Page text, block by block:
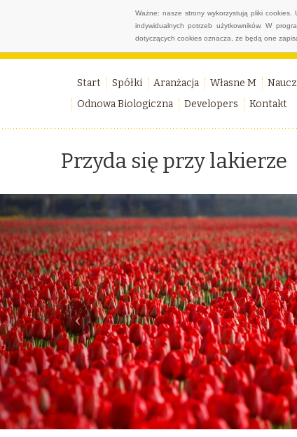
Ważne: nasze strony wykorzystują pliki
indywidualnych potrzeb użytkowników. W
dotyczących cookies oznacza, że będą one
Start Spółki Aranżacja Własne M
Odnowa Biologiczna
Developers Kontakt
Przyda się przy lakierze